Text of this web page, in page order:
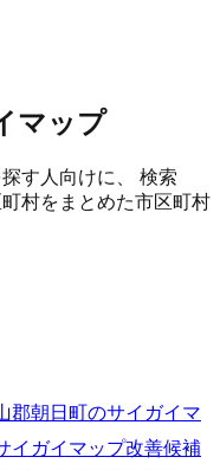
マップ
す人向けに、 検索
村をまとめた市区町村
郡朝日町のサイガイマ
イガイマップ改善候補